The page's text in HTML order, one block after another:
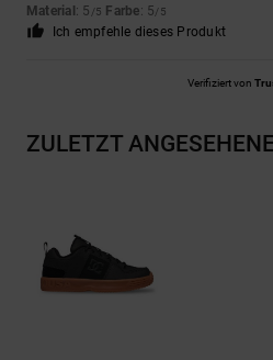
Material : 5 /5 Farbe: 5/5
Ich empfehle dieses Produkt
Verifiziert von
ZULETZT